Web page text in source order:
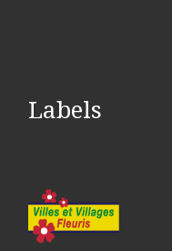
Labels